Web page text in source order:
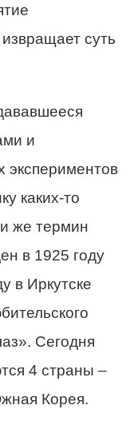
суть
и
экспериментов
каких-то
же термин
в 1925 году
в Иркутске
Сегодня
4 страны –
Корея.